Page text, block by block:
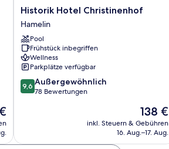
Historik
Hotel
Christinenhof
Hamelin
Historik Hotel Christinenhof
Hamelin
Pool
Frühstück inbegriffen
Wellness
Parkplätze verfügbar
9.6
von
9,6 Außergewöhnlich
78 Bewertungen
Der
Preis
beträgt
138 €
inkl. Steuern & Gebühren
16. Aug.–17. Aug.